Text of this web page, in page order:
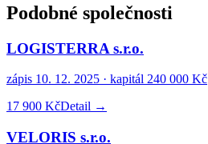
Podobné společnosti
LOGISTERRA s.r.o.
zápis 10. 12. 2025 · kapitál 240 000 Kč
17 900 KčDetail →
VELORIS s.r.o.